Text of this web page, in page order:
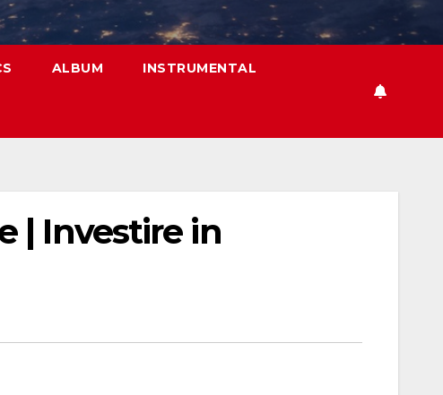
ALBUM INSTRUMENTAL
| Investire in